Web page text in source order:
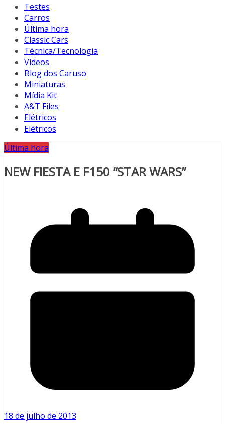
Testes
Carros
Última hora
Classic Cars
Técnica/Tecnologia
Vídeos
Blog dos Caruso
Miniaturas
Mídia Kit
A&T Files
Elétricos
Elétricos
Última hora
NEW FIESTA E F150 “STAR WARS”
18 de julho de 2013